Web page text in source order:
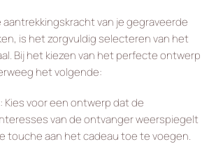
van je gegraveerde
is het zorgvuldig selecteren van het
Bij het kiezen van het perfecte ontwerp
het volgende:
: Kies voor een ontwerp dat de
van de ontvanger weerspiegelt
touche aan het cadeau toe te voegen.